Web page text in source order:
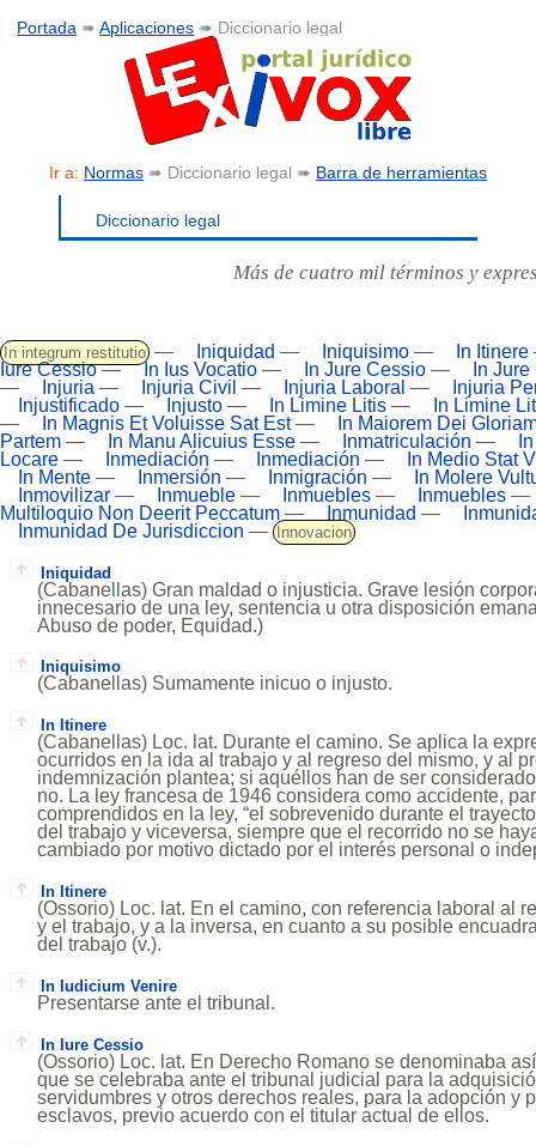
Portada ➠Aplicaciones ➠ Diccionario legal
Ir a: Normas ➠ Diccionario legal ➠ Barra de herramientas
Diccionario legal
Más de cuatro mil términos y
In integrum restitutio — Iniquidad — Iniquisimo — In Itinere
Iure Cessio— In Ius Vocatio — In Jure Cessio —
In
—
Injuria — Injuria Civil — Injuria Laboral —
Injuria
Injustificado — Injusto — In Limine Litis —
In Limine
—
In Magnis Et Voluisse Sat Est—
In Maiorem Dei
Partem — In Manu Alicuius Esse — Inmatriculación —
Locare — Inmediación — Inmediación —
In Medio Stat
In Mente — Inmersión — Inmigración —
In Molere
Inmovilizar — Inmueble — Inmuebles — Inmuebles —
Multiloquio Non Deerit Peccatum — Inmunidad —
Inmunidad De Jurisdiccion — Innovacion
Iniquidad
(Cabanellas) Gran maldad o injusticia. Grave lesión
innecesario de una ley, sentencia u otra disposición
Abuso de poder, Equidad.)
Iniquisimo
(Cabanellas) Sumamente inicuo o injusto.
In Itinere
(Cabanellas) Loc. lat. Durante el camino. Se aplica la
ocurridos en la ida al trabajo y al regreso del mismo, y al
indemnización plantea; si aquéllos han de ser
no. La ley francesa de 1946 considera como accidente,
comprendidos en la ley, “el sobrevenido durante el
del trabajo y viceversa, siempre que el recorrido no se
cambiado por motivo dictado por el interés personal o
In Itinere
(Ossorio) Loc. lat. En el camino, con referencia laboral al
y el trabajo, y a la inversa, en cuanto a su posible
del trabajo (v.).
In Iudicium Venire
Presentarse ante el tribunal.
In Iure Cessio
(Ossorio) Loc. lat. En Derecho Romano se denominaba
que se celebraba ante el tribunal judicial para la
servidumbres y otros derechos reales, para la adopción y
esclavos, previo acuerdo con el titular actual de ellos.